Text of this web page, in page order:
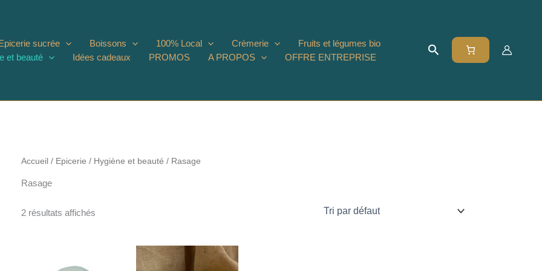
sucrée Boissons 100% Local Crèmerie
Fruits et légumes bio
et beauté Idées cadeaux PROMOS A PROPOS OFFRE ENTREPRISE
Rechercher
Accueil / Epicerie / Hygiène et beauté / Rasage
Rasage
2 résultats affichés